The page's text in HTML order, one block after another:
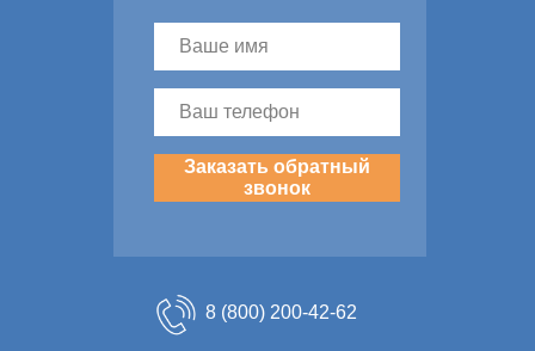
8 (800) 200-42-62
Заказать обратный
звонок